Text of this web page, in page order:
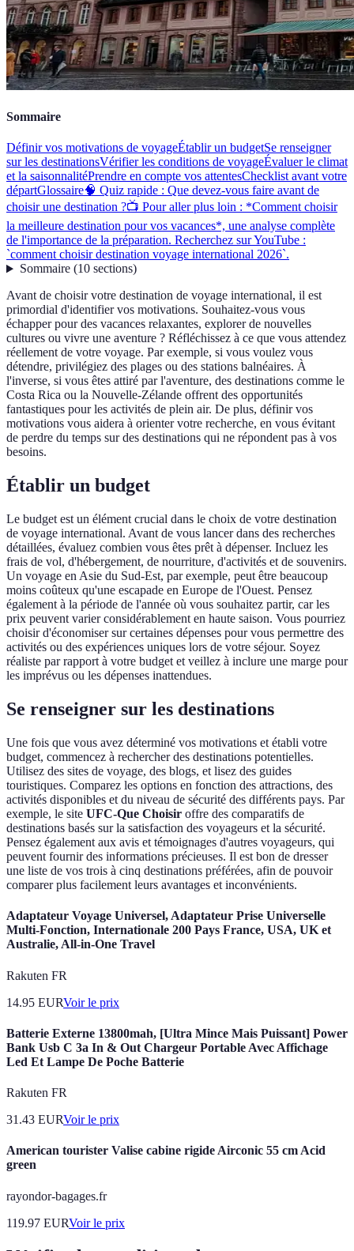
Sommaire
Définir vos motivations de voyageÉtablir un budgetSe renseigner
sur les destinationsVérifier les conditions de voyageÉvaluer le climat
et la saisonnalitéPrendre en compte vos attentesChecklist avant votre
départGlossaire🧠 Quiz rapide : Que devez-vous faire avant de
choisir une destination ?📺 Pour aller plus loin : *Comment choisir
la meilleure destination pour vos vacances*, une analyse complète
de l'importance de la préparation. Recherchez sur YouTube :
`comment choisir destination voyage international 2026`.
Sommaire(10 sections)
Avant de choisir votre destination de voyage international, il est
primordial d'identifier vos motivations. Souhaitez-vous vous
échapper pour des vacances relaxantes, explorer de nouvelles
cultures ou vivre une aventure ? Réfléchissez à ce que vous attendez
réellement de votre voyage. Par exemple, si vous voulez vous
détendre, privilégiez des plages ou des stations balnéaires. À
l'inverse, si vous êtes attiré par l'aventure, des destinations comme le
Costa Rica ou la Nouvelle-Zélande offrent des opportunités
fantastiques pour les activités de plein air. De plus, définir vos
motivations vous aidera à orienter votre recherche, en vous évitant
de perdre du temps sur des destinations qui ne répondent pas à vos
besoins.
Établir un budget
Le budget est un élément crucial dans le choix de votre destination
de voyage international. Avant de vous lancer dans des recherches
détaillées, évaluez combien vous êtes prêt à dépenser. Incluez les
frais de vol, d'hébergement, de nourriture, d'activités et de souvenirs.
Un voyage en Asie du Sud-Est, par exemple, peut être beaucoup
moins coûteux qu'une escapade en Europe de l'Ouest. Pensez
également à la période de l'année où vous souhaitez partir, car les
prix peuvent varier considérablement en haute saison. Vous pourriez
choisir d'économiser sur certaines dépenses pour vous permettre des
activités ou des expériences uniques lors de votre séjour. Soyez
réaliste par rapport à votre budget et veillez à inclure une marge pour
les imprévus ou les dépenses inattendues.
Se renseigner sur les destinations
Une fois que vous avez déterminé vos motivations et établi votre
budget, commencez à rechercher des destinations potentielles.
Utilisez des sites de voyage, des blogs, et lisez des guides
touristiques. Comparez les options en fonction des attractions, des
activités disponibles et du niveau de sécurité des différents pays. Par
exemple, le site UFC-Que Choisir offre des comparatifs de
destinations basés sur la satisfaction des voyageurs et la sécurité.
Pensez également aux avis et témoignages d'autres voyageurs, qui
peuvent fournir des informations précieuses. Il est bon de dresser
une liste de vos trois à cinq destinations préférées, afin de pouvoir
comparer plus facilement leurs avantages et inconvénients.
Adaptateur Voyage Universel, Adaptateur Prise Universelle
Multi-Fonction, Internationale 200 Pays France, USA, UK et
Australie, All-in-One Travel
Rakuten FR
14.95 EURVoir le prix
Batterie Externe 13800mah, [Ultra Mince Mais Puissant] Power
Bank Usb C 3a In & Out Chargeur Portable Avec Affichage
Led Et Lampe De Poche Batterie
Rakuten FR
31.43 EURVoir le prix
American tourister Valise cabine rigide Airconic 55 cm Acid
green
rayondor-bagages.fr
119.97 EURVoir le prix